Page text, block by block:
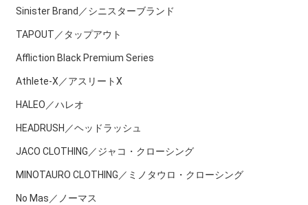
Sinister Brand／シニスターブランド
TAPOUT／タップアウト
Affliction Black Premium Series
Athlete-X／アスリートX
HALEO／ハレオ
HEADRUSH／ヘッドラッシュ
JACO CLOTHING／ジャコ・クローシング
MINOTAURO CLOTHING／ミノタウロ・クローシング
No Mas／ノーマス